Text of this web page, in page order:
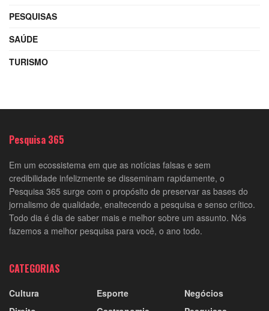
PESQUISAS
SAÚDE
TURISMO
Pesquisa 365
Em um ecossistema em que as notícias falsas e sem
credibilidade infelizmente se disseminam rapidamente, o
Pesquisa 365 surge com o propósito de preservar as bases do
jornalismo de qualidade, enaltecendo a pesquisa e senso crítico.
Todo dia é dia de saber mais e melhor sobre um assunto. Nós
fazemos a melhor pesquisa para você, o ano todo.
CATEGORIAS
Cultura
Esporte
Negócios